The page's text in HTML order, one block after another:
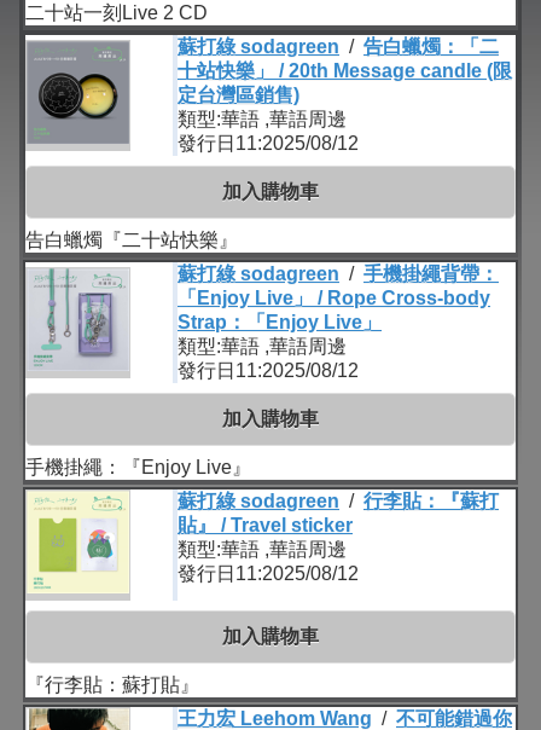
二十站一刻Live 2 CD
蘇打綠 sodagreen / 告白蠟燭：「二
十站快樂」 / 20th Message candle (限
定台灣區銷售)
類型:華語 ,華語周邊
發行日11:2025/08/12
加入購物車
告白蠟燭『二十站快樂』
蘇打綠 sodagreen / 手機掛繩背帶：
「Enjoy Live」 / Rope Cross-body
Strap：「Enjoy Live」
類型:華語 ,華語周邊
發行日11:2025/08/12
加入購物車
手機掛繩：『Enjoy Live』
蘇打綠 sodagreen / 行李貼：『蘇打
貼』 / Travel sticker
類型:華語 ,華語周邊
發行日11:2025/08/12
加入購物車
『行李貼：蘇打貼』
王力宏 Leehom Wang / 不可能錯過你